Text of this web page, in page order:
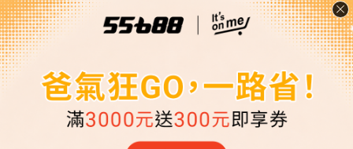
(例：班機抵達時間 13:30仍無法聯絡到
旅客，司機向客服回報後會直接離開機場。)
5.若您的班機延誤超過表訂抵達時間4 小時（含）以
上，請主動聯繫客服中心。客服將盡力協助重新安
排；若因車輛調度不足，該筆訂單將取消並全額退
費。若您抵達台灣後仍需用車，請聯繫「55688客服
中心」以便重新安排。(指定時間接機者仍需於用車時
小時前取消才可全額退費)